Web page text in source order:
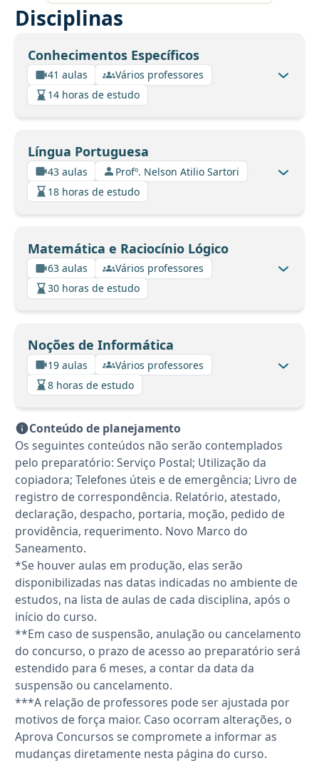
Disciplinas
Conhecimentos Específicos
41 aulas
Vários professores
14 horas de estudo
Língua Portuguesa
43 aulas
Profº. Nelson Atilio Sartori
18 horas de estudo
Matemática e Raciocínio Lógico
63 aulas
Vários professores
30 horas de estudo
Noções de Informática
19 aulas
Vários professores
8 horas de estudo
Conteúdo de planejamento
Os seguintes conteúdos não serão contemplados
pelo preparatório: Serviço Postal; Utilização da
copiadora; Telefones úteis e de emergência; Livro de
registro de correspondência. Relatório, atestado,
declaração, despacho, portaria, moção, pedido de
providência, requerimento. Novo Marco do
Saneamento.
*Se houver aulas em produção, elas serão
disponibilizadas nas datas indicadas no ambiente de
estudos, na lista de aulas de cada disciplina, após o
início do curso.
**Em caso de suspensão, anulação ou cancelamento
do concurso, o prazo de acesso ao preparatório será
estendido para 6 meses, a contar da data da
suspensão ou cancelamento.
***A relação de professores pode ser ajustada por
motivos de força maior. Caso ocorram alterações, o
Aprova Concursos se compromete a informar as
mudanças diretamente nesta página do curso.